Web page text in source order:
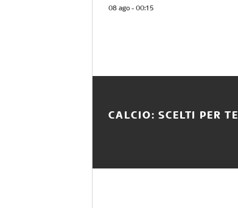
08 ago - 00:15
CALCIO: SCELTI PER TE